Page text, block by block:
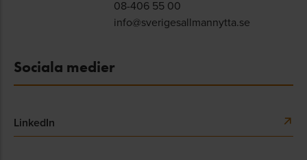
08-406 55 00
info@sverigesallmannytta.se
Sociala medier
LinkedIn